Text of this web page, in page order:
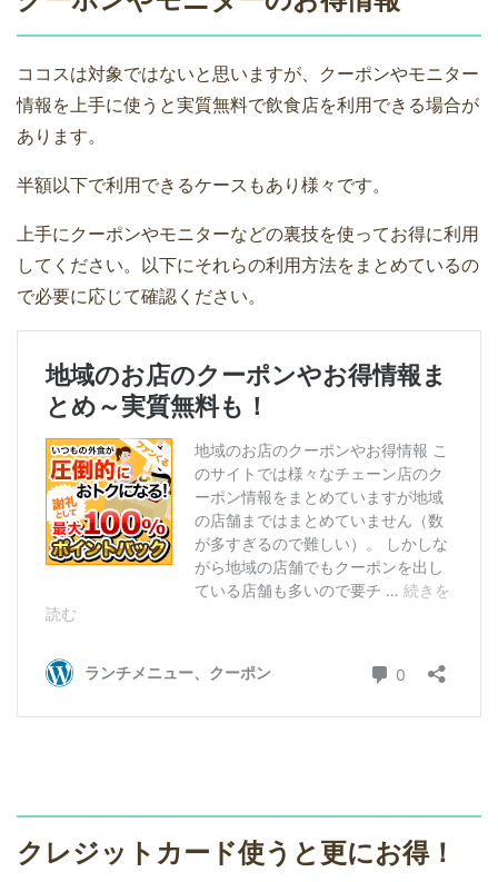
ココスは対象ではないと思いますが、クーポンやモニター
情報を上手に使うと実質無料で飲食店を利用できる場合が
あります。
半額以下で利用できるケースもあり様々です。
上手にクーポンやモニターなどの裏技を使ってお得に利用
してください。以下にそれらの利用方法をまとめているの
で必要に応じて確認ください。
クレジットカード使うと更にお得！